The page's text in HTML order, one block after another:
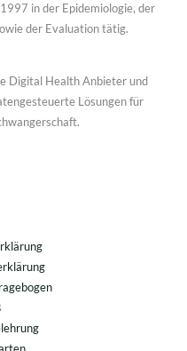
in der Epidemiologie, der
der Evaluation tätig.
Digital Health Anbieter und
Lösungen für